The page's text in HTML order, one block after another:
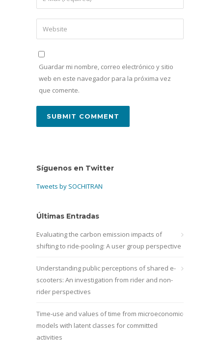
Guardar mi nombre, correo electrónico y sitio
web en este navegador para la próxima vez
que comente.
Síguenos en Twitter
Tweets by SOCHITRAN
Últimas Entradas
Evaluating the carbon emission impacts of
shifting to ride-pooling: A user group perspective
Understanding public perceptions of shared e-
scooters: An investigation from rider and non-
rider perspectives
Time-use and values of time from microeconomic
models with latent classes for committed
activities